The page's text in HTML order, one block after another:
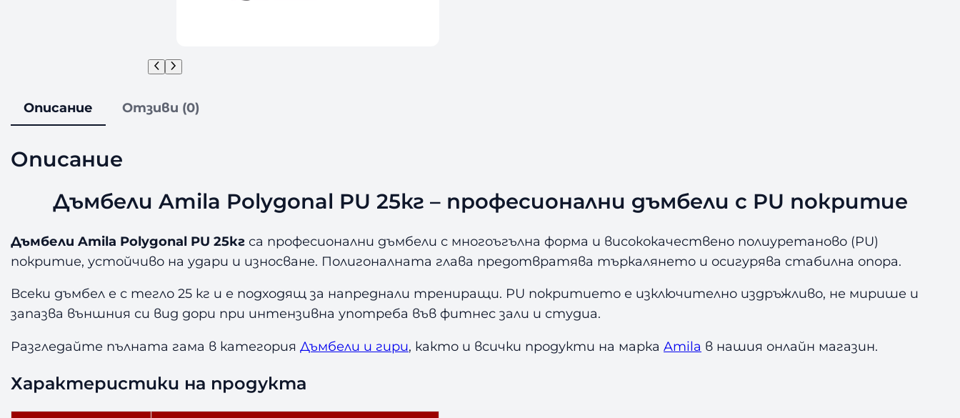
Описание Отзиви (0)
Описание
Дъмбели Amila Polygonal PU 25кг – професионални дъмбели с PU покритие
Дъмбели Amila Polygonal PU 25кг са професионални дъмбели с многоъгълна форма и висококачествено полиуретаново (PU)
покритие, устойчиво на удари и износване. Полигоналната глава предотвратява търкалянето и осигурява стабилна опора.
Всеки дъмбел е с тегло 25 кг и е подходящ за напреднали трениращи. PU покритието е изключително издръжливо, не мирише и
запазва външния си вид дори при интензивна употреба във фитнес зали и студиа.
Разгледайте пълната гама в категорияДъмбели и гири, както и всички продукти на маркаAmila в нашия онлайн магазин.
Характеристики на продукта